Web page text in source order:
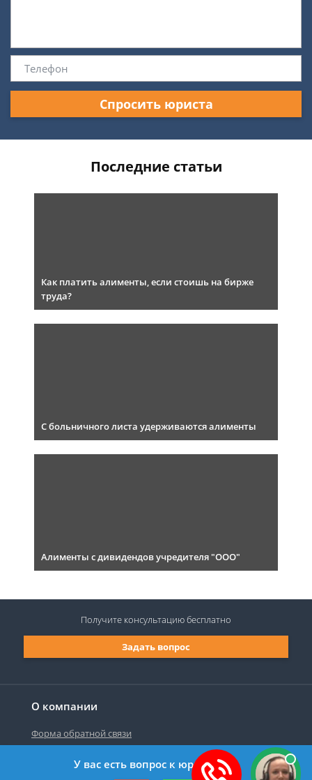
Спросить юриста
Последние статьи
Как платить алименты, если стоишь на бирже
труда?
С больничного листа удерживаются алименты
Алименты с дивидендов учредителя "ООО"
О компании
Форма обратной связи
Задать вопрос
Получите консультациюбесплатно
У вас есть вопрос к юристу?